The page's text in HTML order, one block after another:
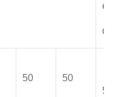
de
50 50
50